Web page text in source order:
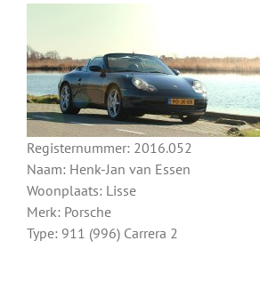
Registernummer: 2016.052
Naam: Henk-Jan van Essen
Woonplaats: Lisse
Merk: Porsche
Type: 911 (996) Carrera 2